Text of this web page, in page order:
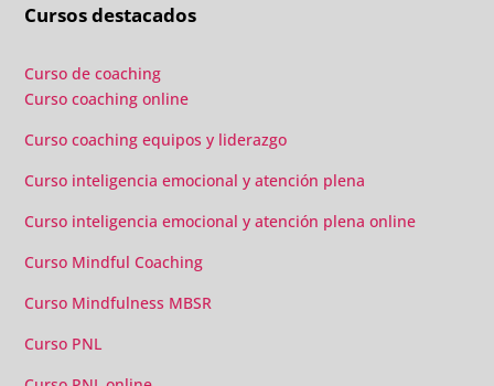
Cursos destacados
Curso de coaching
Curso coaching online
Curso coaching equipos y liderazgo
Curso inteligencia emocional y atención plena
Curso inteligencia emocional y atención plena online
Curso Mindful Coaching
Curso Mindfulness MBSR
Curso PNL